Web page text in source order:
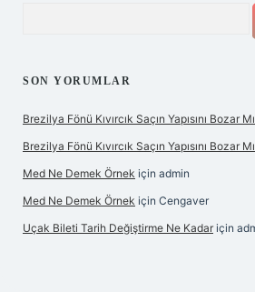
SON YORUMLAR
Brezilya Fönü Kıvırcık Saçın Yapısını Bozar Mı
Brezilya Fönü Kıvırcık Saçın Yapısını Bozar Mı
Med Ne Demek Örnek için admin
Med Ne Demek Örnek için Cengaver
Uçak Bileti Tarih Değiştirme Ne Kadar için